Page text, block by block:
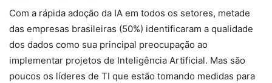
Com a rápida adoção da IA em todos os setores, metade
das empresas brasileiras (50%) identificaram a qualidade
dos dados como sua principal preocupação ao
implementar projetos de Inteligência Artificial. Mas são
poucos os líderes de TI que estão tomando medidas para